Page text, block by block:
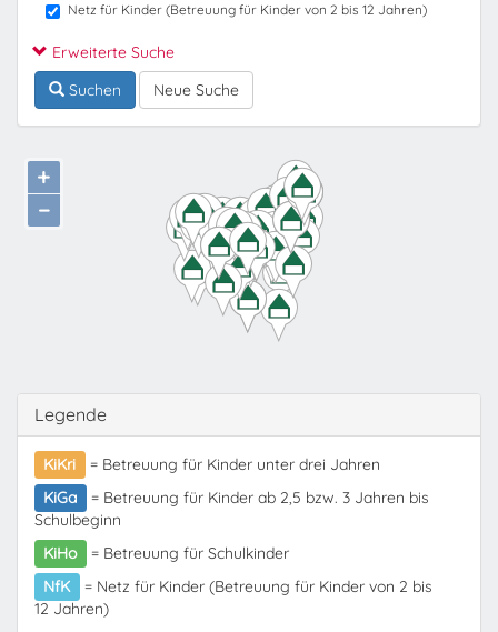
Netz für Kinder (Betreuung für Kinder von 2 bis 12 Jahren)
Erweiterte Suche
Suchen
Neue Suche
+
−
Legende
KiKri
= Betreuung für Kinder unter drei Jahren
KiGa
= Betreuung für Kinder ab 2,5 bzw. 3 Jahren bis
Schulbeginn
KiHo
= Betreuung für Schulkinder
NfK
= Netz für Kinder (Betreuung für Kinder von 2 bis
12 Jahren)